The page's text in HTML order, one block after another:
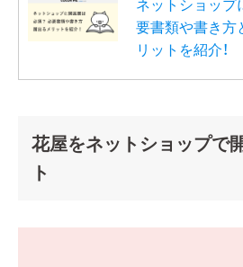
ネットショップ
要書類や書き方
リットを紹介！
花屋をネットショップで
ト